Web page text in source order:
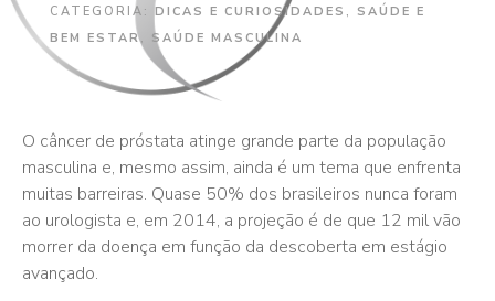
CATEGORIA: DICAS E CURIOSIDADES , SAÚDE E
BEM ESTAR, SAÚDE MASCULINA
O câncer de próstata atinge grande parte da população
masculina e, mesmo assim, ainda é um tema que enfrenta
muitas barreiras. Quase 50% dos brasileiros nunca foram
ao urologista e, em 2014, a projeção é de que 12 mil vão
morrer da doença em função da descoberta em estágio
avançado.